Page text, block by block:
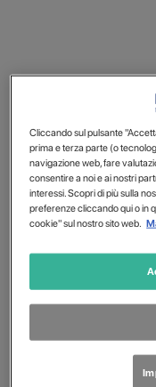
Cliccando sul pulsante
prima e terza parte (o
navigazione web, fare
consentire a noi e ai nostri
interessi. Scopri di più sulla
preferenze cliccando qui o in
cookie" sul nostro sito web.